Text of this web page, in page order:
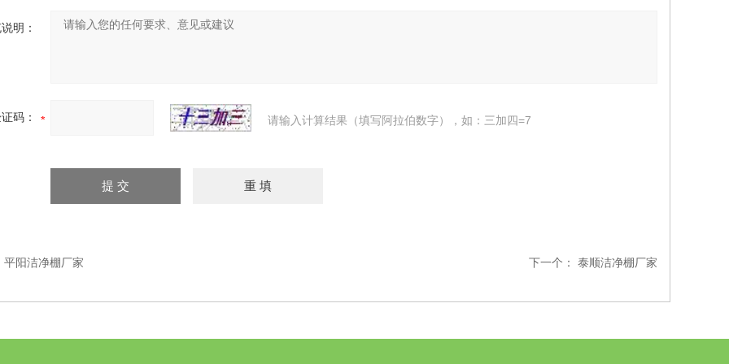
明：
码： 请输入计算结果（填写阿拉伯数字），如：三加四=7
平阳洁净棚厂家 下一个： 泰顺洁净棚厂家